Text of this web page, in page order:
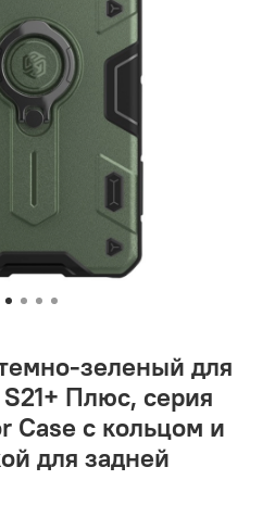
зеленый для
Плюс, серия
Case с кольцом и
для задней